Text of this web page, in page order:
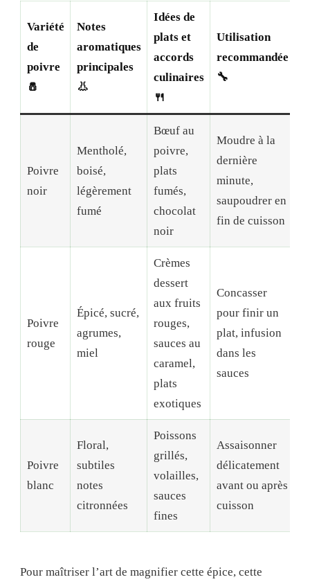
Variété
de
poivre
🧂
Notes
aromatiques
principales
👃
Idées de
plats et
accords
culinaires
🍴
Utilisation
recommandée
🔧
Poivre
noir
Mentholé,
boisé,
légèrement
fumé
Bœuf au
poivre,
plats
fumés,
chocolat
noir
Moudre à la
dernière
minute,
saupoudrer en
fin de cuisson
Poivre
rouge
Épicé, sucré,
agrumes,
miel
Crèmes
dessert
aux fruits
rouges,
sauces au
caramel,
plats
exotiques
Concasser
pour finir un
plat, infusion
dans les
sauces
Poivre
blanc
Floral,
subtiles
notes
citronnées
Poissons
grillés,
volailles,
sauces
fines
Assaisonner
délicatement
avant ou après
cuisson
Pour maîtriser l’art de magnifier cette épice, cette